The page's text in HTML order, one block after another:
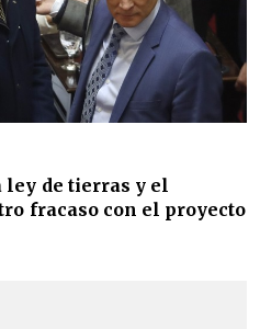
ley de tierras y el
fracaso con el proyecto